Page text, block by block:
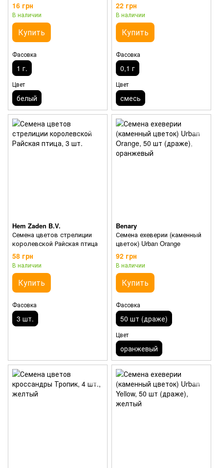
16 грн
В наличии
Купить
Фасовка
1 г.
Цвет
белый
22 грн
В наличии
Купить
Фасовка
0,1 г
Цвет
смесь
Hem Zaden B.V.
Семена цветов стрелиции
королевской Райская птица
58 грн
В наличии
Купить
Фасовка
3 шт.
Benary
Семена ехеверии (каменный
цветок) Urban Orange
92 грн
В наличии
Купить
Фасовка
50 шт (драже)
Цвет
оранжевый